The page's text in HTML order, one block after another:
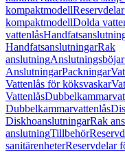
kompaktmodell
kompaktmodellDolda
vattenlås
HandfatsanslutningarRak
anslutningAnslutningsböjar
AnslutningarPackningar
Vattenlås för köksvaskar
Vattenlås
Dubbelkammarvattenlås
DiskhoanslutningarRak
anslutningTillbehör
sanitärenheterReservdelar